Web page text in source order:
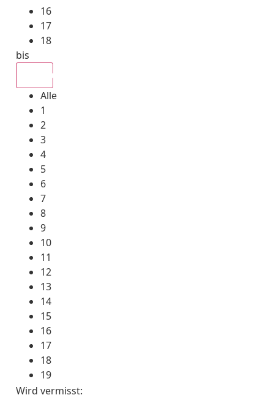
16
17
18
bis
Alle
1
2
3
4
5
6
7
8
9
10
11
12
13
14
15
16
17
18
19
Wird vermisst: